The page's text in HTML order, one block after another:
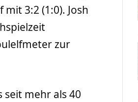
3:2 (1:0). Josh
zur
seit mehr als 40